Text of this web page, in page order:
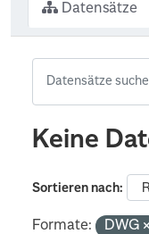
Datensätze
Keine
Sortieren nach
Formate: DWG